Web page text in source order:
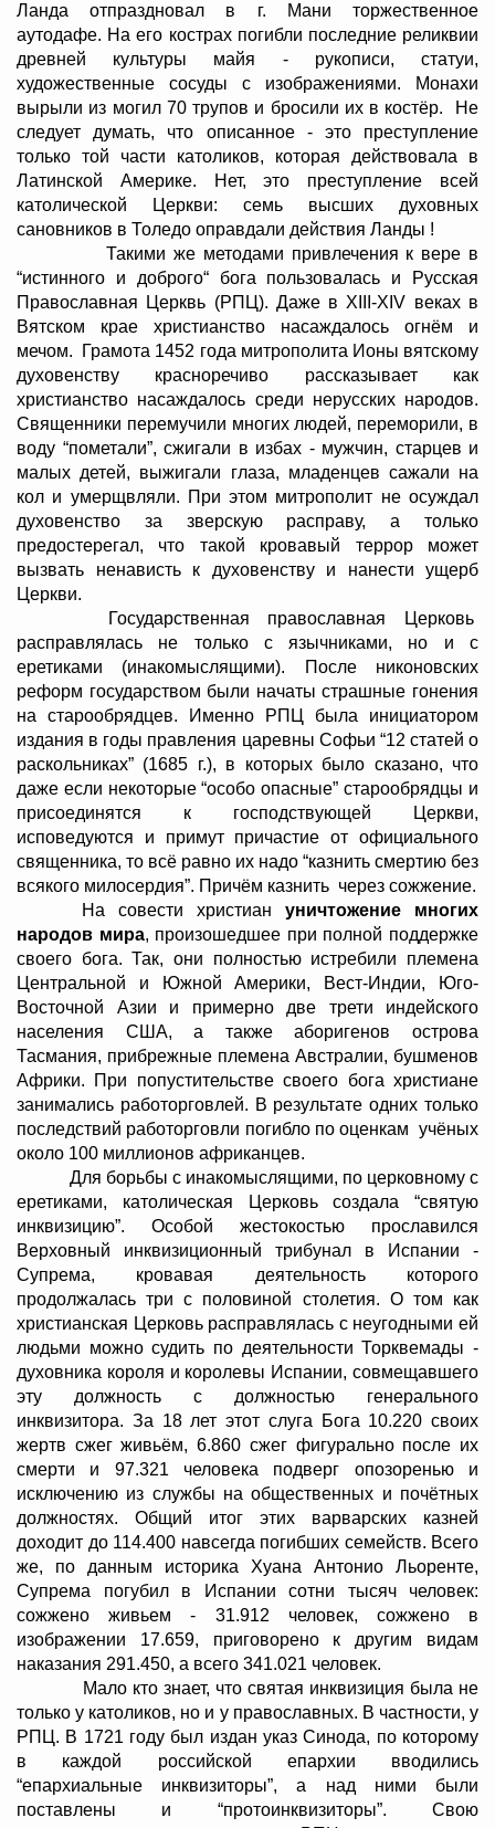
Ланда отпраздновал в г. Мани торжественное
аутодафе. На его кострах погибли последние реликвии
древней культуры майя - рукописи, статуи,
художественные сосуды с изображениями. Монахи
вырыли из могил 70 трупов и бросили их в костёр. Не
следует думать, что описанное - это преступление
только той части католиков, которая действовала в
Латинской Америке. Нет, это преступление всей
католической Церкви: семь высших духовных
сановников в Толедо оправдали действия Ланды !
Такими же методами привлечения к вере в
“истинного и доброго“ бога пользовалась и Русская
Православная Церквь (РПЦ). Даже в XIII-XIV веках в
Вятском крае христианство насаждалось огнём и
мечом. Грамота 1452 года митрополита Ионы вятскому
духовенству красноречиво рассказывает как
христианство насаждалось среди нерусских народов.
Священники перемучили многих людей, переморили, в
воду “пометали”, сжигали в избах - мужчин, старцев и
малых детей, выжигали глаза, младенцев сажали на
кол и умерщвляли. При этом митрополит не осуждал
духовенство за зверскую расправу, а только
предостерегал, что такой кровавый террор может
вызвать ненависть к духовенству и нанести ущерб
Церкви.
Государственная православная Церковь
расправлялась не только с язычниками, но и с
еретиками (инакомыслящими). После никоновских
реформ государством были начаты страшные гонения
на старообрядцев. Именно РПЦ была инициатором
издания в годы правления царевны Софьи “12 статей о
раскольниках” (1685 г.), в которых было сказано, что
даже если некоторые “особо опасные” старообрядцы и
присоединятся к господствующей Церкви,
исповедуются и примут причастие от официального
священника, то всё равно их надо “казнить смертию без
всякого милосердия”. Причём казнить через сожжение.
На совести христиануничтожение многих
народов мира, произошедшее при полной поддержке
своего бога. Так, они полностью истребили племена
Центральной и Южной Америки, Вест-Индии, Юго-
Восточной Азии и примерно две трети индейского
населения США, а также аборигенов острова
Тасмания, прибрежные племена Австралии, бушменов
Африки. При попустительстве своего бога христиане
занимались работорговлей. В результате одних только
последствий работорговли погибло по оценкам учёных
около 100 миллионов африканцев.
Для борьбы с инакомыслящими, по церковному с
еретиками, католическая Церковь создала “святую
инквизицию”. Особой жестокостью прославился
Верховный инквизиционный трибунал в Испании -
Супрема, кровавая деятельность которого
продолжалась три с половиной столетия. О том как
христианская Церковь расправлялась с неугодными ей
людьми можно судить по деятельности Торквемады -
духовника короля и королевы Испании, совмещавшего
эту должность с должностью генерального
инквизитора. За 18 лет этот слуга Бога 10.220 своих
жертв сжег живьём, 6.860 сжег фигурально после их
смерти и 97.321 человека подверг опозоренью и
исключению из службы на общественных и почётных
должностях. Общий итог этих варварских казней
доходит до 114.400 навсегда погибших семейств. Всего
же, по данным историка Хуана Антонио Льоренте,
Супрема погубил в Испании сотни тысяч человек:
сожжено живьем - 31.912 человек, сожжено в
изображении 17.659, приговорено к другим видам
наказания 291.450, а всего 341.021 человек.
Мало кто знает, что святая инквизиция была не
только у католиков, но и у православных. В частности, у
РПЦ. В 1721 году был издан указ Синода, по которому
в каждой российской епархии вводились
“епархиальные инквизиторы”, а над ними были
поставлены и “протоинквизиторы”. Свою